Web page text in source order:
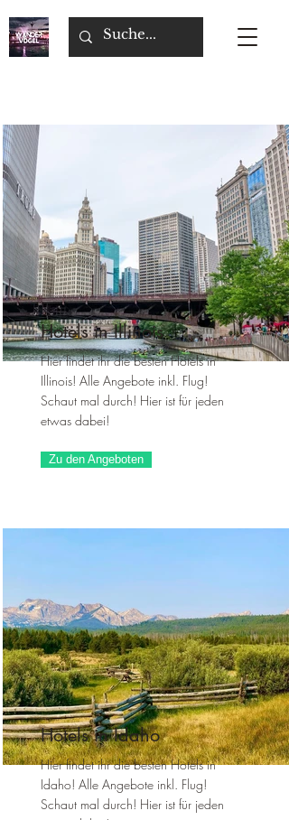
Hotels in Illinois
Hier findet ihr die besten Hotels in
Illinois! Alle Angebote inkl. Flug!
Schaut mal durch! Hier ist für jeden
etwas dabei!
Zu den Angeboten
Hotels in Idaho
Hier findet ihr die besten Hotels in
Idaho! Alle Angebote inkl. Flug!
Schaut mal durch! Hier ist für jeden